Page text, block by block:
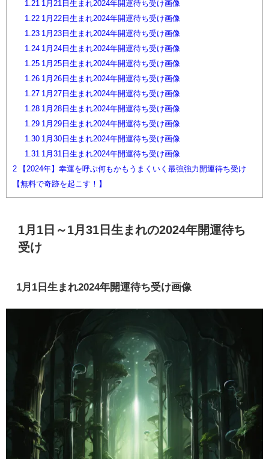
1.21
1月21日生まれ2024年開運待ち受け画像
1.221月22日生まれ2024年開運待ち受け画像
1.231月23日生まれ2024年開運待ち受け画像
1.241月24日生まれ2024年開運待ち受け画像
1.251月25日生まれ2024年開運待ち受け画像
1.261月26日生まれ2024年開運待ち受け画像
1.271月27日生まれ2024年開運待ち受け画像
1.281月28日生まれ2024年開運待ち受け画像
1.291月29日生まれ2024年開運待ち受け画像
1.301月30日生まれ2024年開運待ち受け画像
1.31
1月31日生まれ2024年開運待ち受け画像
2 【2024年】幸運を呼ぶ何もかもうまくいく最強強力開運待ち受け
【無料で奇跡を起こす！】
1月1日～1月31日生まれの2024年開運待ち
受け
1月1日生まれ2024年開運待ち受け画像